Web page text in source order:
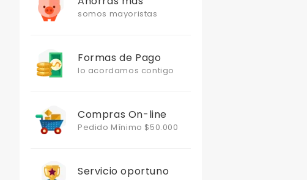
somos mayoristas
Formas de Pago
lo acordamos contigo
Compras On-line
Pedido Mínimo $50.000
Servicio oportuno